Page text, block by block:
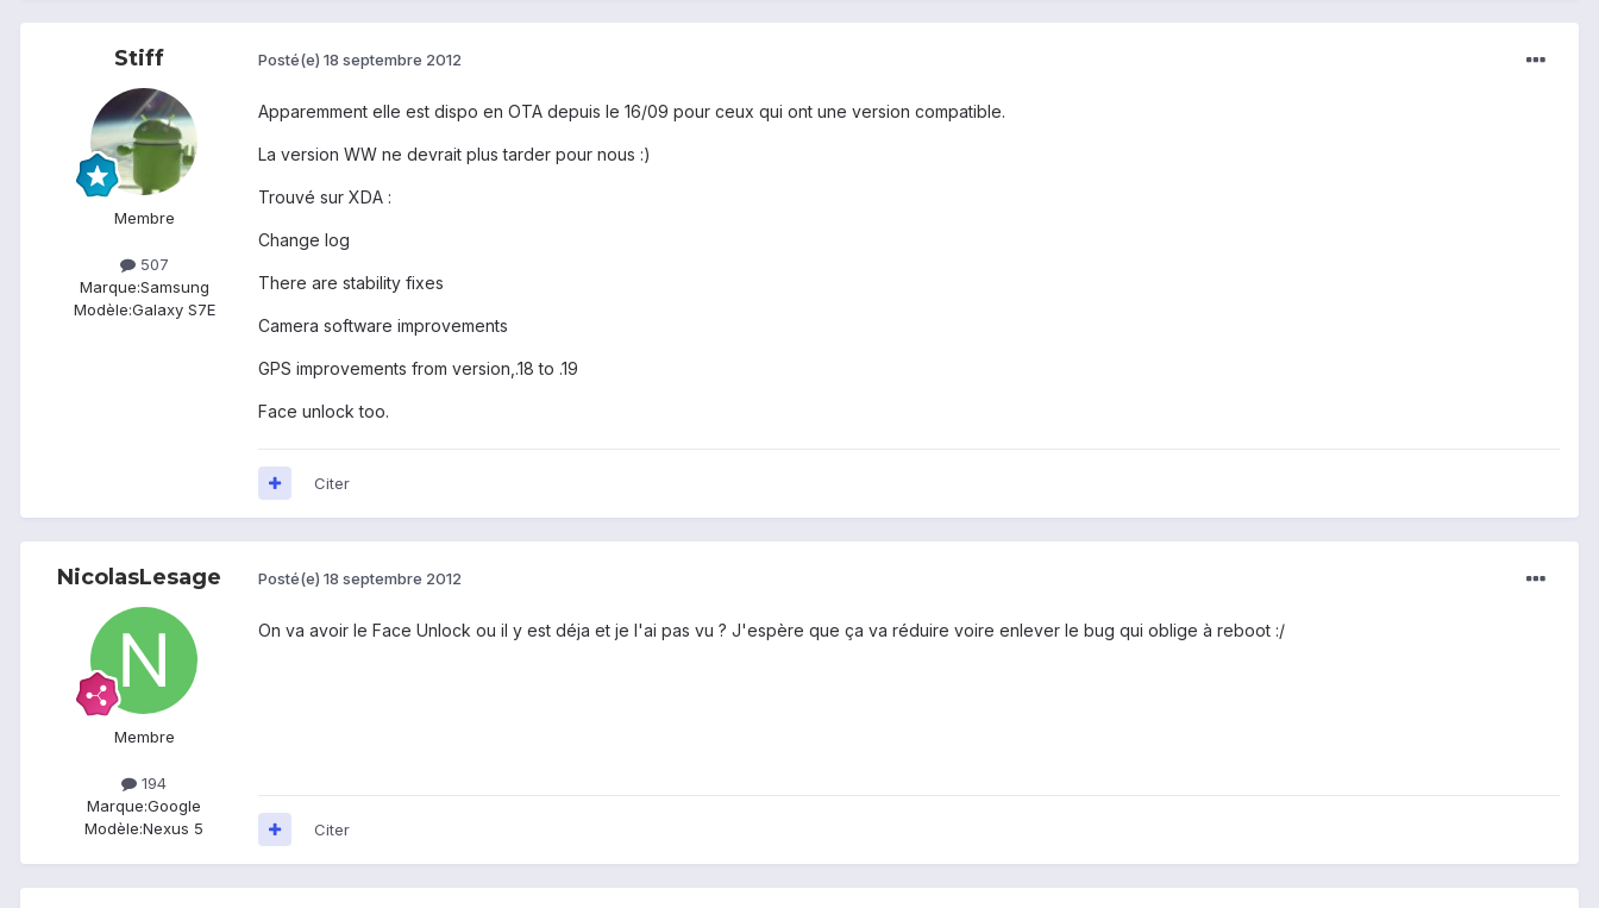
Stiff
Membre
507
Marque:Samsung
Modèle:Galaxy S7E
Posté(e) 18 septembre 2012
Apparemment elle est dispo en OTA depuis le 16/09 pour ceux qui ont une version compatible.
La version WW ne devrait plus tarder pour nous :)
Trouvé sur XDA :
Change log
There are stability fixes
Camera software improvements
GPS improvements from version,.18 to .19
Face unlock too.
Citer
NicolasLesage
Membre
194
Marque:Google
Modèle:Nexus 5
Posté(e) 18 septembre 2012
On va avoir le Face Unlock ou il y est déja et je l'ai pas vu ? J'espère que ça va réduire voire enlever le bug qui oblige à reboot :/
Citer